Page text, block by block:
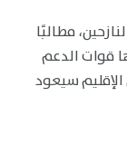
مطالبًا
قوات الدعم
سيعود